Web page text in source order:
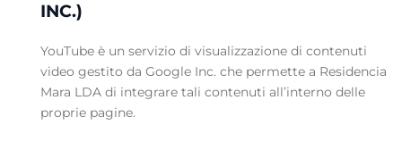
INC.)
YouTube è un servizio di visualizzazione di contenuti
video gestito da Google Inc. che permette a Residencia
Mara LDA di integrare tali contenuti all’interno delle
proprie pagine.